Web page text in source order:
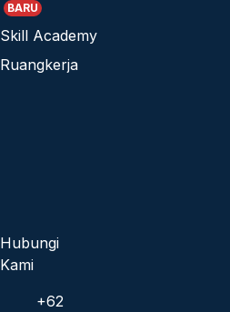
BARU
Skill Academy
Ruangkerja
Hubungi
Kami
+62